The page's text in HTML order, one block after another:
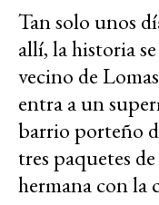
Tan solo unos
allí, la historia
vecino de
entra a un
barrio porteño
tres paquetes
hermana con la